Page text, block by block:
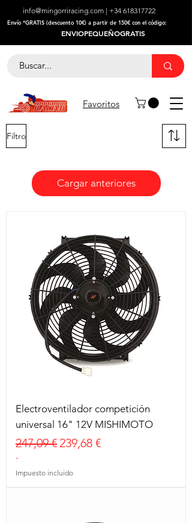
info@mingorriracing.com | +34 618317722
​Envío *GRATIS (descuento 10€) a partir de 150€ con el código:
ENVIOPEQUEÑOGRATIS
Favoritos
Filtro
Cargar anteriores
Electroventilador competición
universal 16" 12V MISHIMOTO
Precio
247,09 € Precio de oferta
239,68 €
-
Impuesto incluido